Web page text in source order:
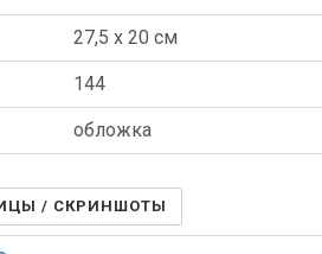
27,5 x 20 см
144
обложка
/ СКРИНШОТЫ